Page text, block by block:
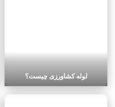
لوله کشاورزی چیست؟